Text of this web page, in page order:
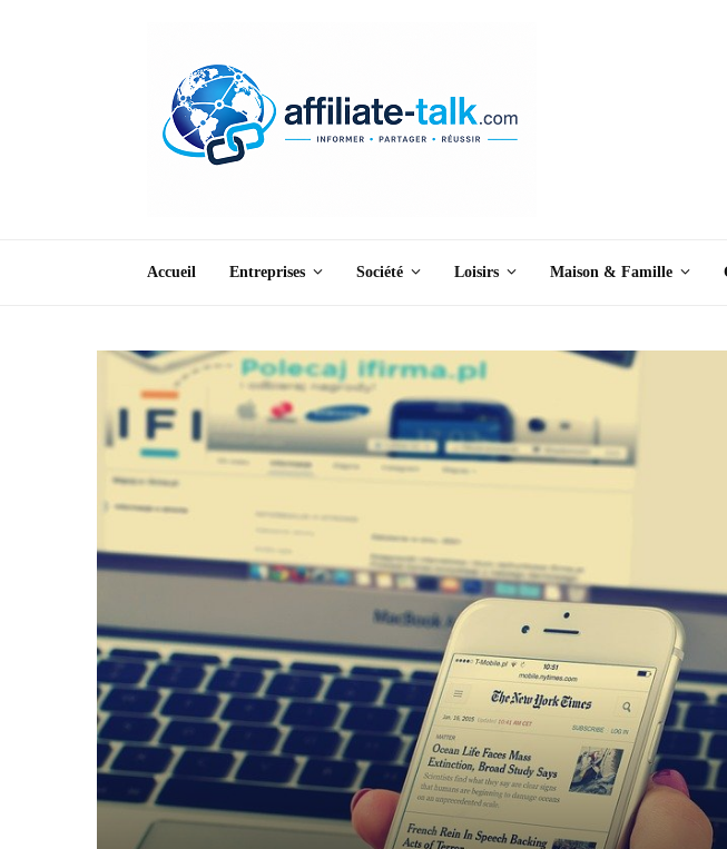
Accueil Entreprises Société Loisirs Maison & Famille